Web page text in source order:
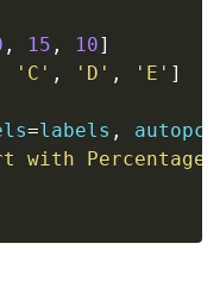
, 15 , 10]
'C' , 'D' , 'E' ]
=labels , autopct
with Percentage